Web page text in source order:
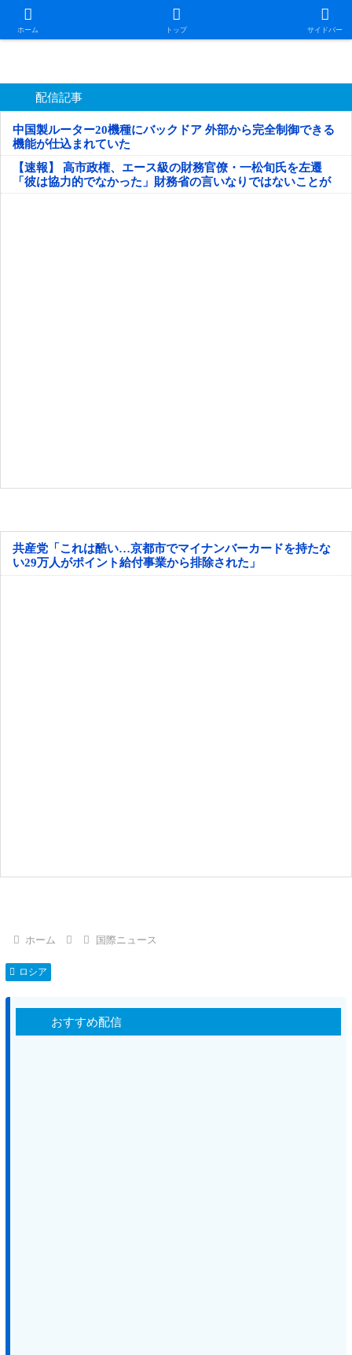
ホーム トップ サイドバー
日本第一！ニュース録
配信記事
中国製ルーター20機種にバックドア 外部から完全制御できる
機能が仕込まれていた
【速報】 高市政権、エース級の財務官僚・一松旬氏を左遷
「彼は協力的でなかった」財務省の言いなりではないことが
判明
共産党「これは酷い…京都市でマイナンバーカードを持たな
い29万人がポイント給付事業から排除された」
ホーム 国際ニュース
ロシア
おすすめ配信